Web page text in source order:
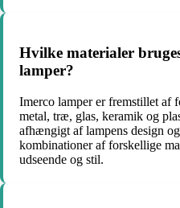
Hvilke materialer
lamper?
Imerco lamper er fremstillet af
metal, træ, glas, keramik og
afhængigt af lampens design
kombinationer af forskellige
udseende og stil.